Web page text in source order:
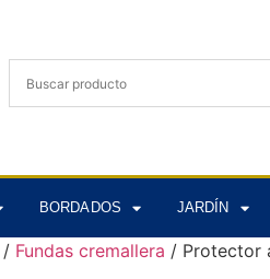
BORDADOS JARDÍN
/ Fundas cremallera / Protector